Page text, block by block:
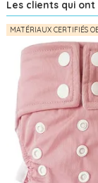
Les clients qui
MATÉRIAUX CERTIFIÉS